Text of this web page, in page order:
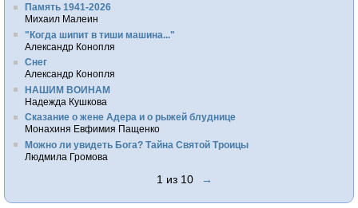
Память 1941-2026
Михаил Малеин
"Когда шипит в тиши машина..."
Александр Конопля
Снег
Александр Конопля
НАШИМ ВОИНАМ
Надежда Кушкова
Сказание о жене Адера и о рыжей блуднице
Монахиня Евфимия Пащенко
Можно ли увидеть Бога? Тайна Святой Троицы
Людмила Громова
1 из 10 →